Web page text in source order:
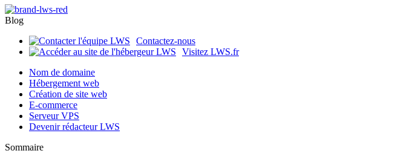
Blog
Contactez-nous
Visitez LWS.fr
Nom de domaine
Hébergement web
Création de site web
E-commerce
Serveur VPS
Devenir rédacteur LWS
Sommaire